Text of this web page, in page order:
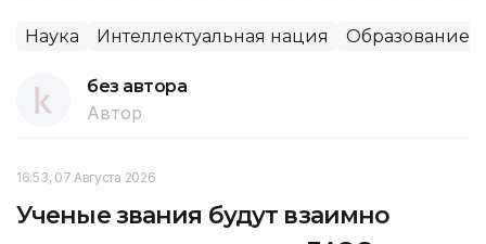
Наука Интеллектуальная нация Образование
без автора
Автор
16:53, 07 Августа 2026
Ученые звания будут взаимно